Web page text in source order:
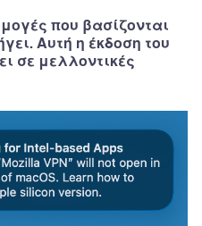
που βασίζονται
Αυτή η έκδοση του
σε μελλοντικές